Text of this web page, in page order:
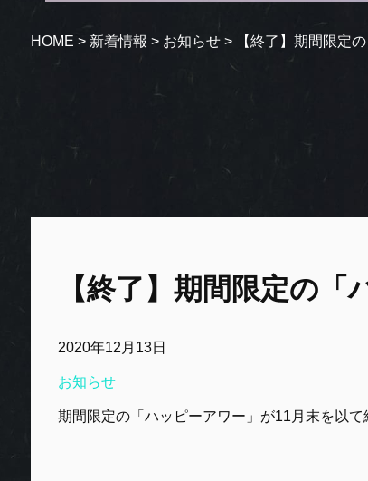
HOME > 新着情報 > お知らせ> 【終了】期間限定
【終了】期間限定の
2020年12月13日
お知らせ
期間限定の「ハッピーアワー」が11月末を以て